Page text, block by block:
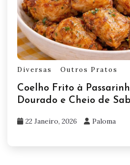
Diversas Outros Pratos
Coelho Frito à
Dourado e Cheio de
22 Janeiro, 2026 Paloma